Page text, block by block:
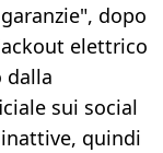
dopo
elettrico
dalla
sui social
quindi